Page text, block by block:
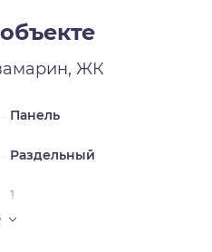
позволит жителям
окружающей
видами на
медицинские
район застройки уже
в развитой части
застройщик
ЖК
Панель
Раздельный
1